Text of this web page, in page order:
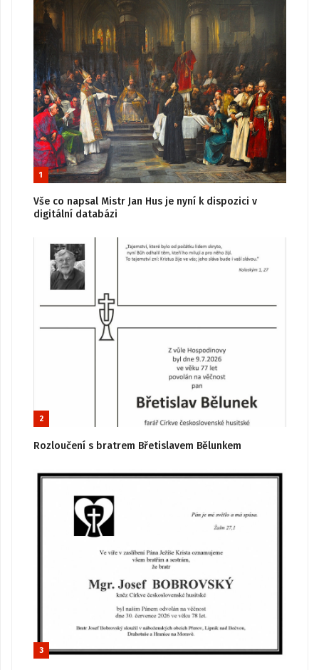
1
Vše co napsal Mistr Jan Hus je nyní k dispozici v
digitální databázi
2
Rozloučení s bratrem Břetislavem Bělunkem
3